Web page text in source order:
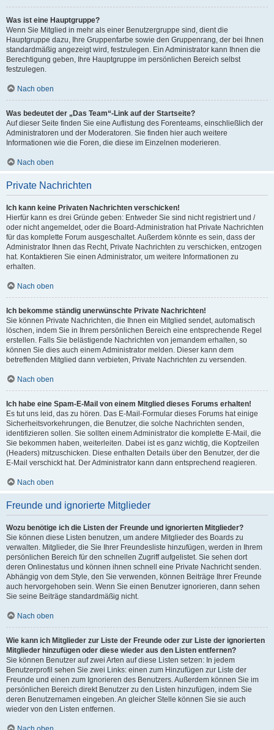
Was ist eine Hauptgruppe?
Wenn Sie Mitglied in mehr als einer Benutzergruppe sind, dient die
Hauptgruppe dazu, Ihre Gruppenfarbe sowie den Gruppenrang, der bei Ihnen
standardmäßig angezeigt wird, festzulegen. Ein Administrator kann Ihnen die
Berechtigung geben, Ihre Hauptgruppe im persönlichen Bereich selbst
festzulegen.
Nach oben
Was bedeutet der „Das Team“-Link auf der Startseite?
Auf dieser Seite finden Sie eine Auflistung des Forenteams, einschließlich der
Administratoren und der Moderatoren. Sie finden hier auch weitere
Informationen wie die Foren, die diese im Einzelnen moderieren.
Nach oben
Private Nachrichten
Ich kann keine Privaten Nachrichten verschicken!
Hierfür kann es drei Gründe geben: Entweder Sie sind nicht registriert und /
oder nicht angemeldet, oder die Board-Administration hat Private Nachrichten
für das komplette Forum ausgeschaltet. Außerdem könnte es sein, dass der
Administrator Ihnen das Recht, Private Nachrichten zu verschicken, entzogen
hat. Kontaktieren Sie einen Administrator, um weitere Informationen zu
erhalten.
Nach oben
Ich bekomme ständig unerwünschte Private Nachrichten!
Sie können Private Nachrichten, die Ihnen ein Mitglied sendet, automatisch
löschen, indem Sie in Ihrem persönlichen Bereich eine entsprechende Regel
erstellen. Falls Sie belästigende Nachrichten von jemandem erhalten, so
können Sie dies auch einem Administrator melden. Dieser kann dem
betreffenden Mitglied dann verbieten, Private Nachrichten zu versenden.
Nach oben
Ich habe eine Spam-E-Mail von einem Mitglied dieses Forums erhalten!
Es tut uns leid, das zu hören. Das E-Mail-Formular dieses Forums hat einige
Sicherheitsvorkehrungen, die Benutzer, die solche Nachrichten senden,
identifizieren sollen. Sie sollten einem Administrator die komplette E-Mail, die
Sie bekommen haben, weiterleiten. Dabei ist es ganz wichtig, die Kopfzeilen
(Headers) mitzuschicken. Diese enthalten Details über den Benutzer, der die
E-Mail verschickt hat. Der Administrator kann dann entsprechend reagieren.
Nach oben
Freunde und ignorierte Mitglieder
Wozu benötige ich die Listen der Freunde und ignorierten Mitglieder?
Sie können diese Listen benutzen, um andere Mitglieder des Boards zu
verwalten. Mitglieder, die Sie Ihrer Freundesliste hinzufügen, werden in Ihrem
persönlichen Bereich für den schnellen Zugriff aufgelistet. Sie sehen dort
deren Onlinestatus und können ihnen schnell eine Private Nachricht senden.
Abhängig von dem Style, den Sie verwenden, können Beiträge Ihrer Freunde
auch hervorgehoben sein. Wenn Sie einen Benutzer ignorieren, dann sehen
Sie seine Beiträge standardmäßig nicht.
Nach oben
Wie kann ich Mitglieder zur Liste der Freunde oder zur Liste der ignorierten
Mitglieder hinzufügen oder diese wieder aus den Listen entfernen?
Sie können Benutzer auf zwei Arten auf diese Listen setzen: In jedem
Benutzerprofil sehen Sie zwei Links: einen zum Hinzufügen zur Liste der
Freunde und einen zum Ignorieren des Benutzers. Außerdem können Sie im
persönlichen Bereich direkt Benutzer zu den Listen hinzufügen, indem Sie
deren Benutzernamen eingeben. An gleicher Stelle können Sie sie auch
wieder von den Listen entfernen.